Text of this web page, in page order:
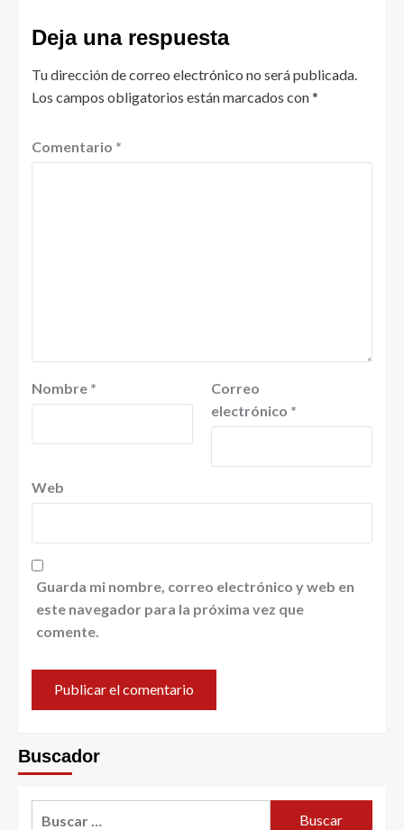
Deja una respuesta
Tu dirección de correo electrónico no será publicada.
Los campos obligatorios están marcados con*
Comentario *
Nombre *
Correo
electrónico *
Web
Guarda mi nombre, correo electrónico y web en
este navegador para la próxima vez que
comente.
Buscador